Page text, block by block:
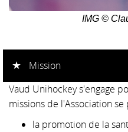
IMG ©
Mission
Vaud Unihockey s'engage
missions de l'Associationse
la promotion de la